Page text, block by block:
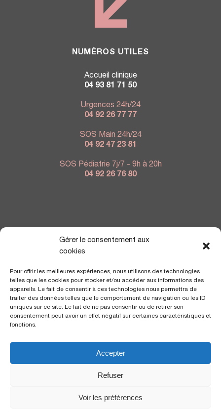
Gérer le consentement aux
cookies
Pour offrir les meilleures expériences, nous utilisons des technologies
telles que les cookies pour stocker et/ou accéder aux informations des
appareils. Le fait de consentir à ces technologies nous permettra de
traiter des données telles que le comportement de navigation ou les ID
uniques sur ce site. Le fait de ne pas consentir ou de retirer son
consentement peut avoir un effet négatif sur certaines caractéristiques et
fonctions.
Accepter
Refuser
Voir les préférences
NUMÉROS UTILES
Accueil clinique
04 93 81 71 50
Urgences 24h/24
04 92 26 77 77
SOS Main 24h/24
04 92 47 23 81
SOS Pédiatrie 7j/7 - 9h à 20h
04 92 26 76 80
NOUS TROUVER
Polyclinique Saint George
06105 Nice Cedex 2